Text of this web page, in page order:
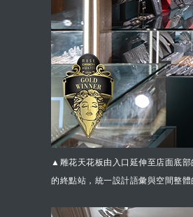
▲雕花天花板由入口延伸至店面底
的終點站，統一設計語彙與空間整